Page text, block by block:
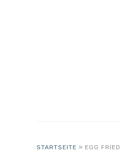
STARTSEITE » EGG FRIED